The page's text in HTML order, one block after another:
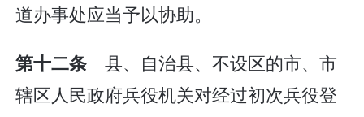
道办事处应当予以协助。
第十二条 县、自治县、不设区的市、市
辖区人民政府兵役机关对经过初次兵役登